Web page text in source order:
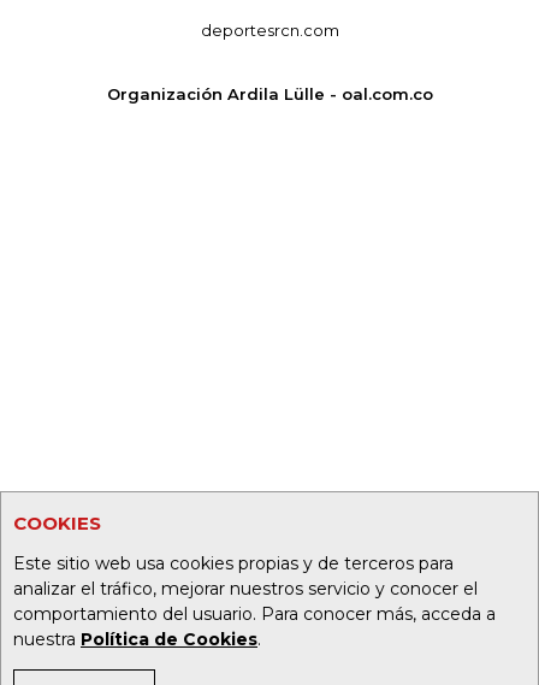
COOKIES
Este sitio web usa cookies propias y de terceros para
analizar el tráfico, mejorar nuestros servicio y conocer el
comportamiento del usuario. Para conocer más, acceda a
nuestra Política de Cookies.
deportesrcn.com
Organización Ardila Lülle - oal.com.co